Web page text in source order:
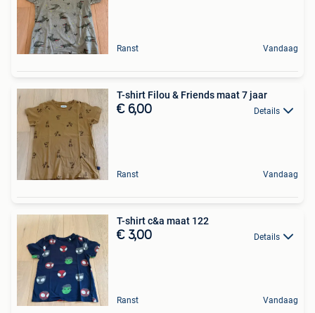
Ranst Vandaag
T-shirt Filou & Friends maat 7 jaar
€ 6,00 Details
Ranst Vandaag
T-shirt c&a maat 122
€ 3,00 Details
Ranst Vandaag